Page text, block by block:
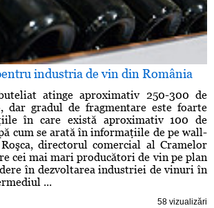
industria de vin din România
atinge aproximativ 250-300 de
dar gradul de fragmentare este foarte
în care există aproximativ 100 de
cum se arată în informaţiile de pe wall-
directorul comercial al Cramelor
cei mai mari producători de vin pe plan
în dezvoltarea industriei de vinuri în
...
58 vizualizări